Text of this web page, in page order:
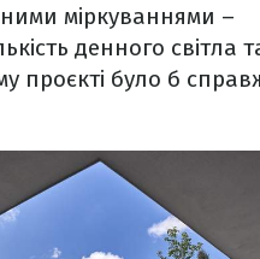
міркуваннями –
денного світла
проєкті було б